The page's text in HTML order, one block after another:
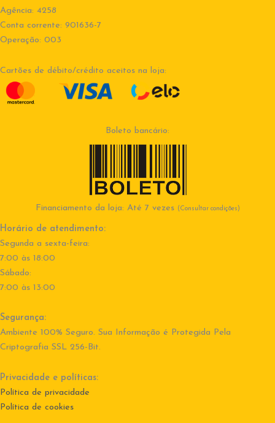
Agência: 4258
Conta corrente: 901636-7
Operação: 003
Cartões de débito/crédito aceitos na loja:
Boleto bancário:
Financiamento da loja: Até 7 vezes (Consultar condições)
Horário de atendimento:
Segunda a sexta-feira:
7:00 às 18:00
Sábado:
7:00 às 13:00
Segurança:
Ambiente 100% Seguro. Sua Informação é Protegida Pela
Criptografia SSL 256-Bit.
Privacidade e políticas:
Política de privacidade
Política de cookies